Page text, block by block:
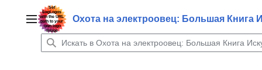
содержаниюГлавное менюОхота на электроовец: Большая Книга